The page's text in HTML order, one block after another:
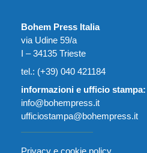
Bohem Press Italia
via Udine 59/a
I – 34135 Trieste
tel.: (+39) 040 421184
informazioni e ufficio stampa:
info@bohempress.it
ufficiostampa@bohempress.it
Privacy e cookie policy